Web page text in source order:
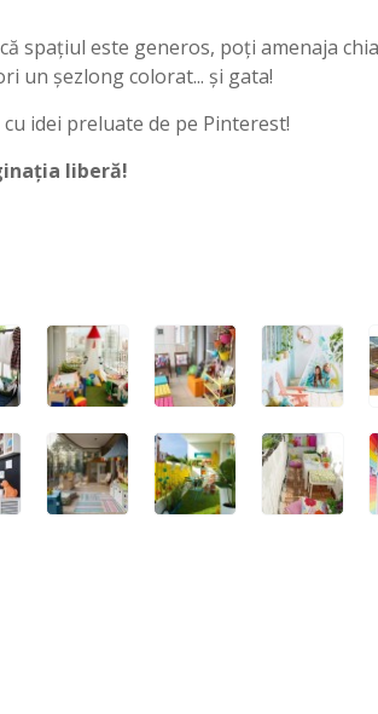
spațiul este generos, poți amenaja
un șezlong colorat... și gata!
idei preluate de pe Pinterest!
liberă!